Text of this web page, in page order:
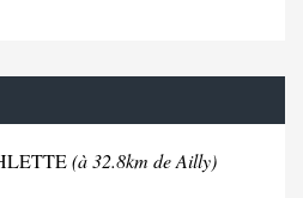
(à 32.8km de Ailly)